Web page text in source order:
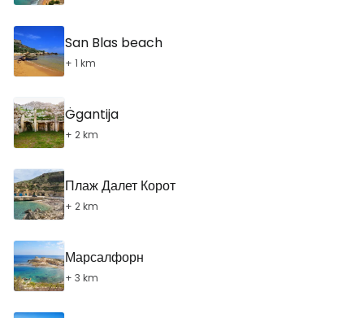
San Blas beach
+ 1 km
Ġgantija
+ 2 km
Плаж Далет Корот
+ 2 km
Марсалфорн
+ 3 km